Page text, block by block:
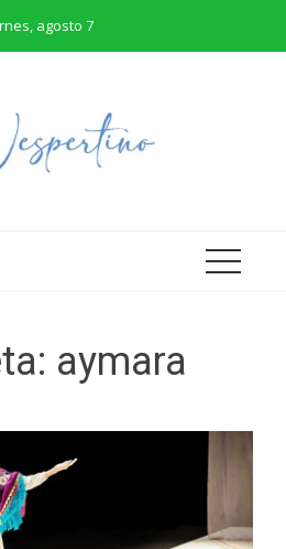
agosto 7
aymara